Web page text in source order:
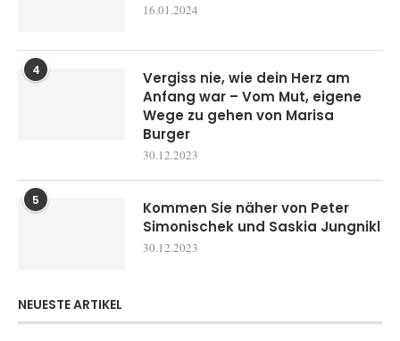
16.01.2024
4
Vergiss nie, wie dein Herz am
Anfang war – Vom Mut, eigene
Wege zu gehen von Marisa
Burger
30.12.2023
5
Kommen Sie näher von Peter
Simonischek und Saskia Jungnikl
30.12.2023
NEUESTE ARTIKEL